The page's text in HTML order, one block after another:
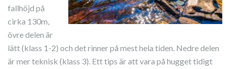
fallhöjd på
cirka 130m,
övre delen är
lätt (klass 1-2) och det rinner på mest hela tiden. Nedre delen
är mer teknisk (klass 3). Ett tips är att vara på hugget tidigt